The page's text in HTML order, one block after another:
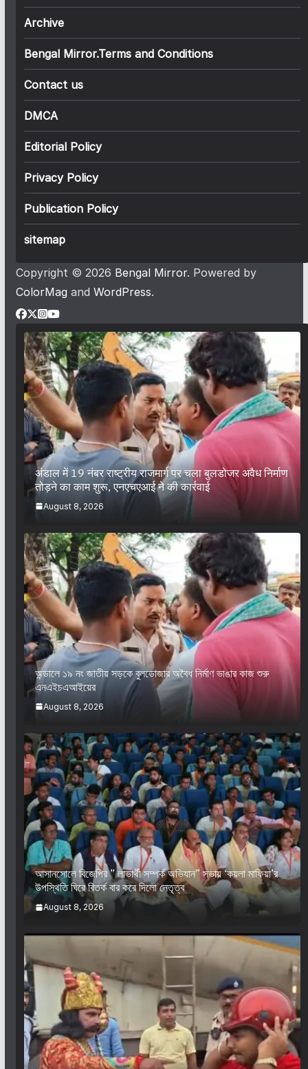
Archive
Bengal Mirror.Terms and Conditions
Contact us
DMCA
Editorial Policy
Privacy Policy
Publication Policy
sitemap
Copyright © 2026 Bengal Mirror. Powered by
ColorMag and WordPress.
अंडाल में 19 नंबर राष्ट्रीय राजमार्ग पर चला बुलडोजर अवैध निर्माण
तोड़ने का काम शुरू, एनएचएआई ने की कार्रवाई
August 8, 2026
অন্ডালে ১৯ নং জাতীয় সড়কে বুলডোজার অবৈধ নির্মাণ ভাঙার কাজ শুরু
এনএইচএআইয়ের
August 8, 2026
আসানসোলে বিজেপির ” লাভার্থী সম্পর্ক অভিযান” সভায় ‘কয়লা মাফিয়া’র
উপস্থিতি ঘিরে বিতর্ক বার করে দিলো নেতৃত্ব
August 8, 2026